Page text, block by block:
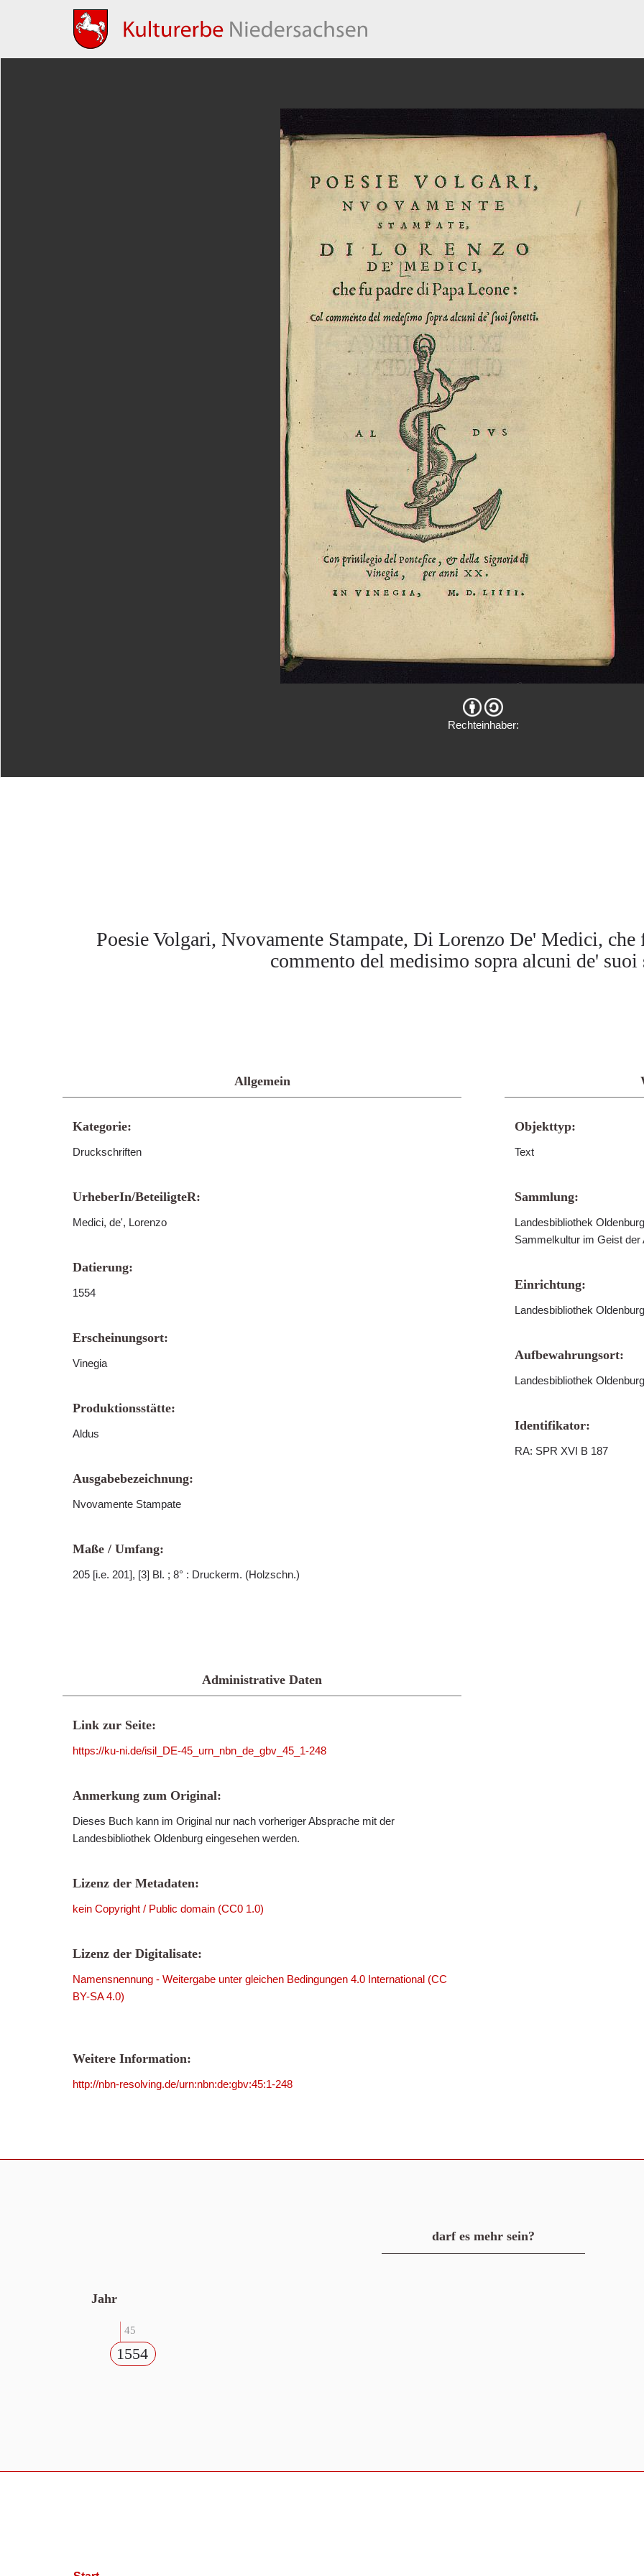
Rechteinhaber:
Poesie Volgari, Nvovamente Stampate, Di Lorenzo De' Medici, che
commento del medisimo sopra alcuni de' suoi
Allgemein
Kategorie:
Druckschriften
UrheberIn/BeteiligteR:
Medici, de', Lorenzo
Datierung:
1554
Erscheinungsort:
Vinegia
Produktionsstätte:
Aldus
Ausgabebezeichnung:
Nvovamente Stampate
Maße / Umfang:
205 [i.e. 201], [3] Bl. ; 8° : Druckerm. (Holzschn.)
Objekttyp:
Text
Sammlung:
Landesbibliothek
Sammelkultur im Geist
Einrichtung:
Landesbibliothek
Aufbewahrungsort:
Landesbibliothek Oldenburg
Identifikator:
RA: SPR XVI B 187
Administrative Daten
Link zur Seite:
https://ku-ni.de/isil_DE-45_urn_nbn_de_gbv_45_1-248
Anmerkung zum Original:
Dieses Buch kann im Original nur nach vorheriger Absprache mit der
Landesbibliothek Oldenburg eingesehen werden.
Lizenz der Metadaten:
kein Copyright / Public domain (CC0 1.0)
Lizenz der Digitalisate:
Namensnennung - Weitergabe unter gleichen Bedingungen 4.0 International (CC
BY-SA 4.0)
Weitere Information:
http://nbn-resolving.de/urn:nbn:de:gbv:45:1-248
darf es mehr sein?
Jahr
45
1554